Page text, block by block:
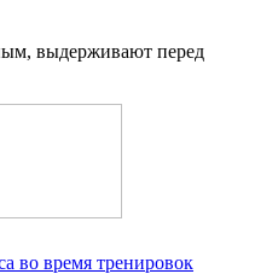
выдерживают перед
во время тренировок